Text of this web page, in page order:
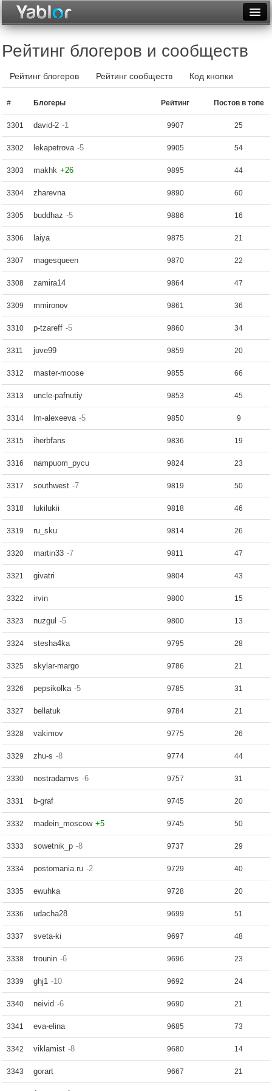
Фототоп
Видеотоп
Рейтинг блогеров и сообществ
Рейтинг блогеров Рейтинг сообществ Код кнопки
# Блогеры Рейтинг Постов в топе
3301 david-2 -1 9907 25
3302 lekapetrova -5 9905 54
3303 makhk +26 9895 44
3304 zharevna 9890 60
3305 buddhaz -5 9886 16
3306 laiya 9875 21
3307 magesqueen 9870 22
3308 zamira14 9864 47
3309 mmironov 9861 36
3310 p-tzareff -5 9860 34
3311 juve99 9859 20
3312 master-moose 9855 66
3313 uncle-pafnutiy 9853 45
3314 lm-alexeeva -5 9850 9
3315 iherbfans 9836 19
3316 nampuom_pycu 9824 23
3317 southwest -7 9819 50
3318 lukilukii 9818 46
3319 ru_sku 9814 26
3320 martin33 -7 9811 47
3321 givatri 9804 43
3322 irvin 9800 15
3323 nuzgul -5 9800 13
3324 stesha4ka 9795 28
3325 skylar-margo 9786 21
3326 pepsikolka -5 9785 31
3327 bellatuk 9784 21
3328 vakimov 9775 26
3329 zhu-s -8 9774 44
3330 nostradamvs -6 9757 31
3331 b-graf 9745 20
3332 madein_moscow +5 9745 50
3333 sowetnik_p -8 9737 29
3334 postomania.ru -2 9729 40
3335 ewuhka 9728 20
3336 udacha28 9699 51
3337 sveta-ki 9697 48
3338 trounin -6 9696 23
3339 ghj1 -10 9692 24
3340 neivid -6 9690 21
3341 eva-elina 9685 73
3342 viklamist -8 9680 14
3343 gorart 9667 21